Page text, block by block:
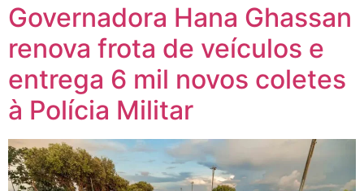
Governadora Hana Ghassan
renova frota de veículos e
entrega 6 mil novos coletes
à Polícia Militar